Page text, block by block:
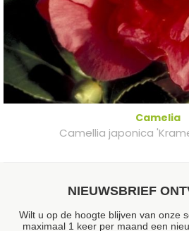
Camelia
Camellia japonica
NIEUWSBRIEF
Wilt u op de hoogte blijven van onze
maximaal 1 keer per maand een